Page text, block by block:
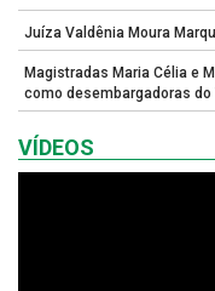
Juíza Valdênia Moura
Magistradas Maria Célia e
como desembargadoras do
VÍDEOS